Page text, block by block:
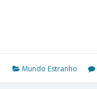
Mundo Estranho